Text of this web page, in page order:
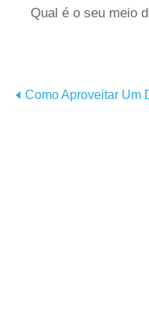
Qual é o seu meio